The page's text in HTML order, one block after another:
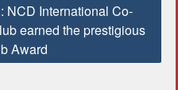
NCD International Co-
earned the prestigious
Award